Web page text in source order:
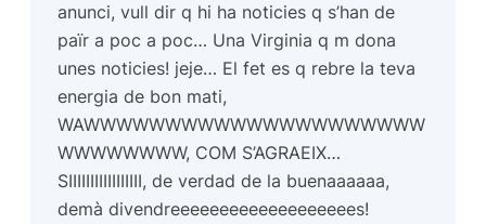
anunci, vull dir q hi ha noticies q s’han de
païr a poc a poc… Una Virginia q m dona
unes noticies! jeje… El fet es q rebre la teva
energia de bon mati,
WAWWWWWWWWWWWWWWWWWWWWW
WWWWWWWW, COM S’AGRAEIX…
SIIIIIIIIIIIIIIIII, de verdad de la buenaaaaaa,
demà divendreeeeeeeeeeeeeeeeeees!